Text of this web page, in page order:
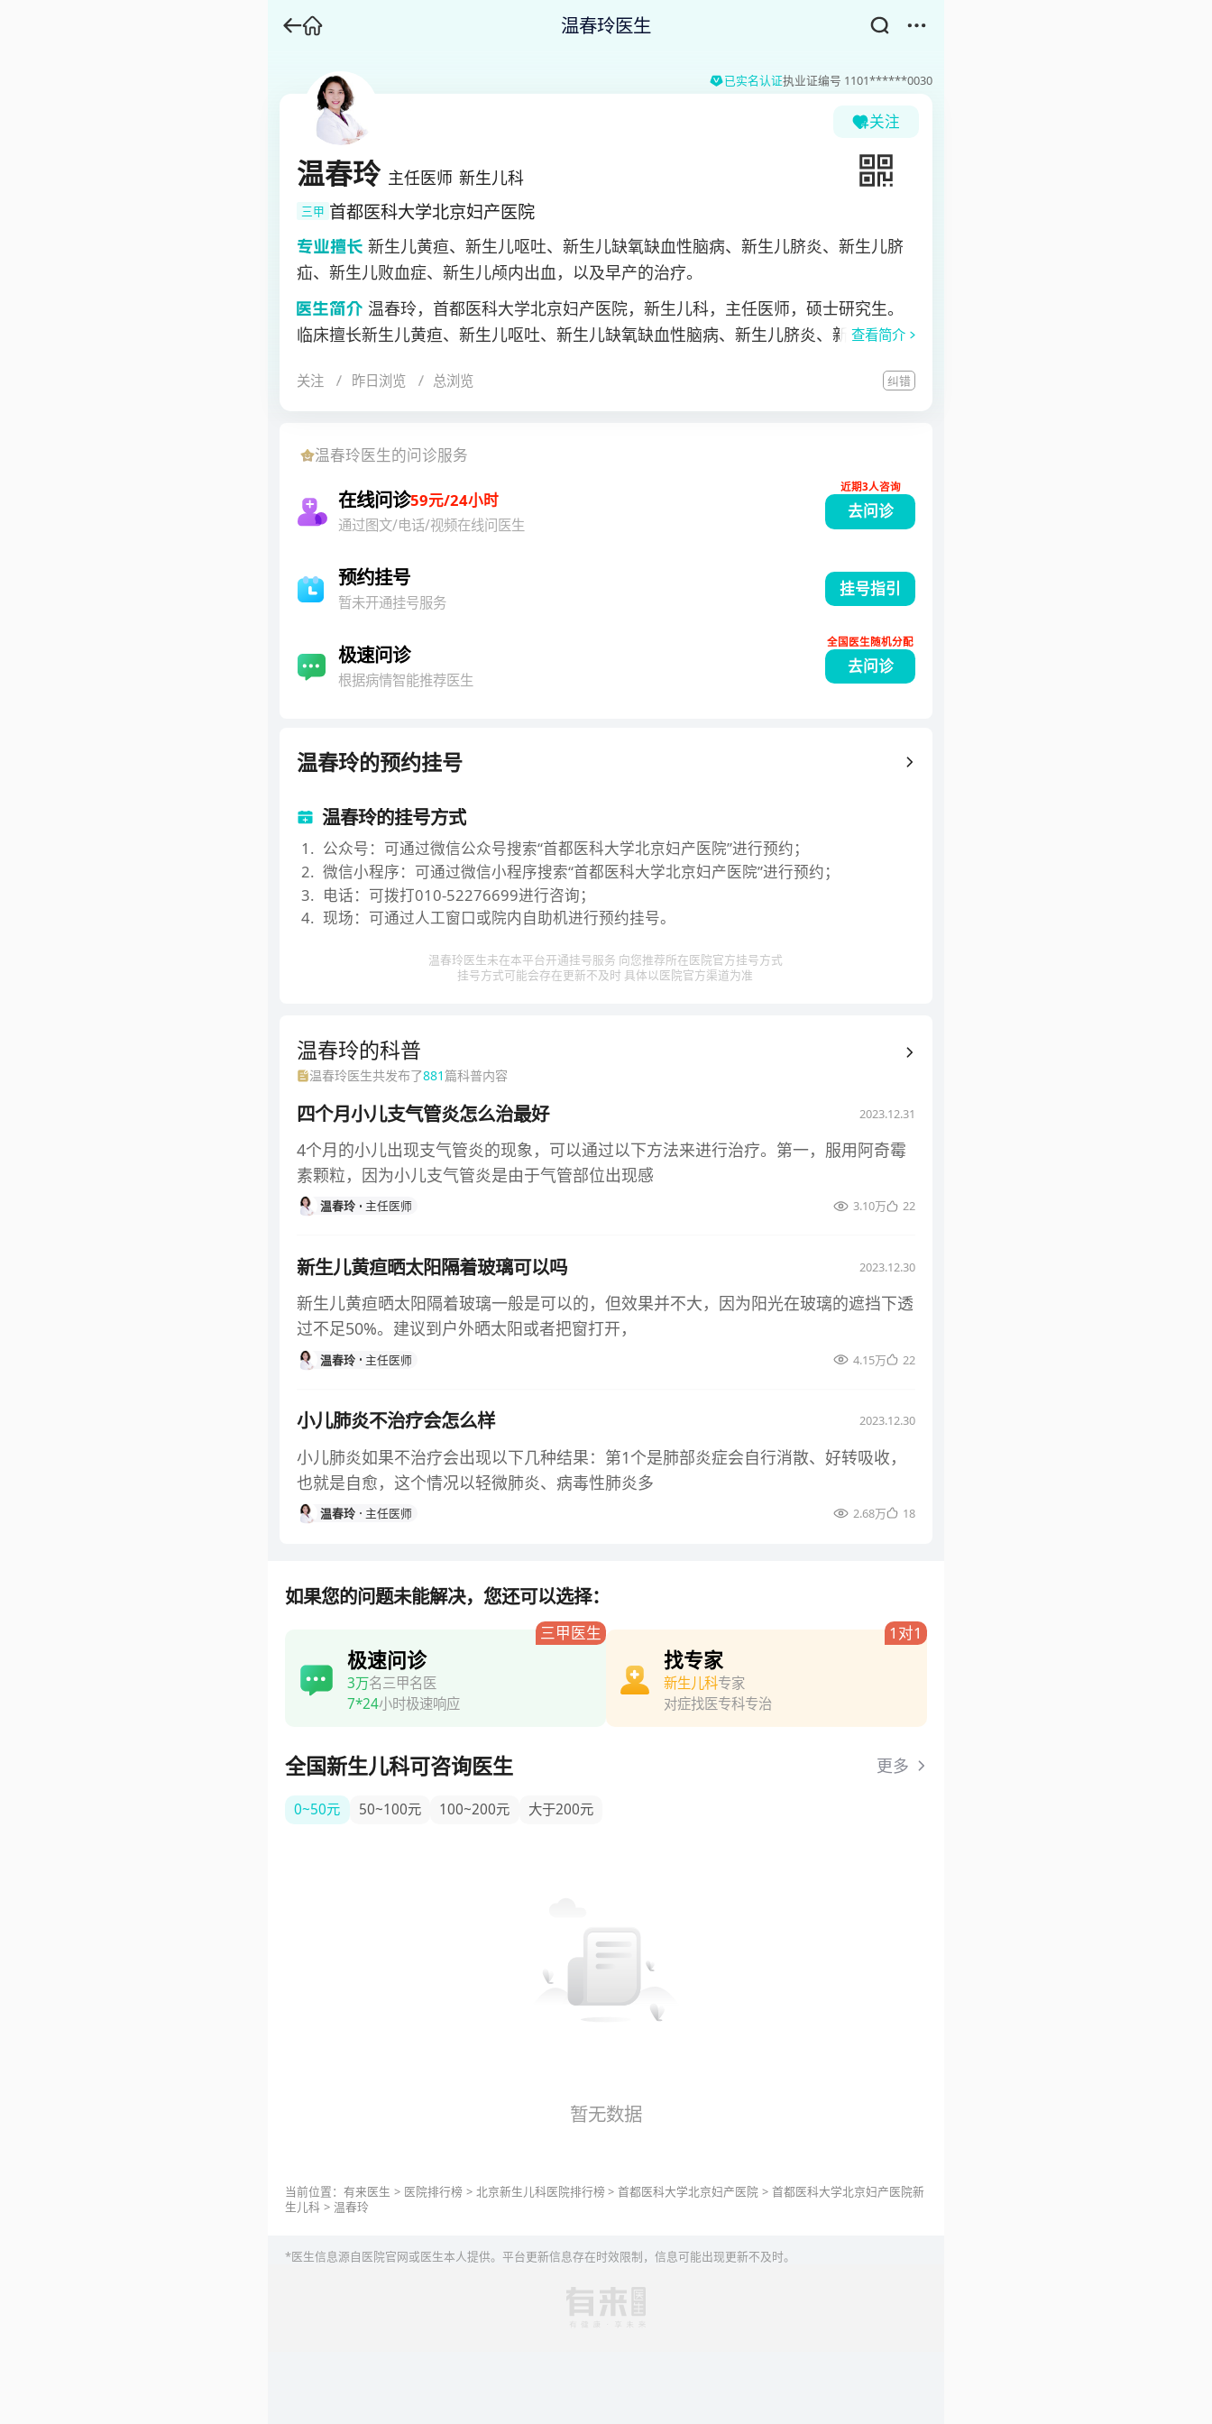
温春玲医生
已实名认证执业证编号 1101******0030
关注
温春玲 主任医师 新生儿科
三甲 首都医科大学北京妇产医院
新生儿黄疸、新生儿呕吐、新生儿缺氧缺血性脑病、新生儿脐炎、新生儿脐
疝、新生儿败血症、新生儿颅内出血，以及早产的治疗。
温春玲，首都医科大学北京妇产医院，新生儿科，主任医师，硕士研究生。
临床擅长新生儿黄疸、新生儿呕吐、新生儿缺氧缺血性脑病、新生儿脐炎、新生儿脐
作20余年，在急危重症新生儿抢救及诊治方面，积累了丰富的经验。
查看简介
关注 昨日浏览 总浏览 纠错
温春玲医生的问诊服务
在线问诊59元/24小时
通过图文/电话/视频在线问医生
去问诊
近期3人咨询
预约挂号
暂未开通挂号服务
挂号指引
极速问诊
根据病情智能推荐医生
去问诊
全国医生随机分配
温春玲的预约挂号
温春玲的挂号方式
1 . 公众号：可通过微信公众号搜索“首都医科大学北京妇产医院”进行预约；
2. 微信小程序：可通过微信小程序搜索“首都医科大学北京妇产医院”进行预约；
3. 电话：可拨打010-52276699进行咨询；
4. 现场：可通过人工窗口或院内自助机进行预约挂号。
温春玲医生未在本平台开通挂号服务 向您推荐所在医院官方挂号方式
挂号方式可能会存在更新不及时 具体以医院官方渠道为准
温春玲的科普
温春玲医生共发布了881篇科普内容
四个月小儿支气管炎怎么治最好 2023.12.31
4个月的小儿出现支气管炎的现象，可以通过以下方法来进行治疗。第一，服用阿奇霉
素颗粒，因为小儿支气管炎是由于气管部位出现感
温春玲 主任医师 3.10万 22
新生儿黄疸晒太阳隔着玻璃可以吗 2023.12.30
新生儿黄疸晒太阳隔着玻璃一般是可以的，但效果并不大，因为阳光在玻璃的遮挡下透
过不足50%。建议到户外晒太阳或者把窗打开，
温春玲 主任医师 4.15万 22
小儿肺炎不治疗会怎么样 2023.12.30
小儿肺炎如果不治疗会出现以下几种结果：第1个是肺部炎症会自行消散、好转吸收，
也就是自愈，这个情况以轻微肺炎、病毒性肺炎多
温春玲 主任医师 2.68万 18
如果您的问题未能解决，您还可以选择：
三甲医生
极速问诊
3万名三甲名医
7*24小时极速响应
1对1
找专家
新生儿科专家
对症找医专科专治
全国新生儿科可咨询医生 更多
0~50元 50~100元 100~200元 大于200元
暂无数据
当前位置：有来医生 > 医院排行榜 > 北京新生儿科医院排行榜 > 首都医科大学北京妇产医院 > 首都医科大学北京妇产医院新
生儿科 > 温春玲
*医生信息源自医院官网或医生本人提供。平台更新信息存在时效限制，信息可能出现更新不及时。